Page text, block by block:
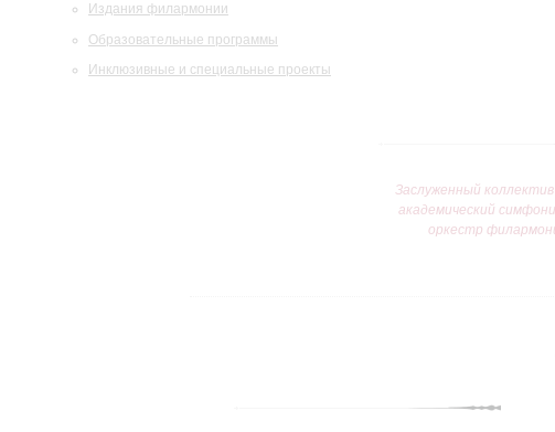
Издания филармонии
Образовательные программы
Инклюзивные и специальные проекты
Заслуженный коллектив
академический
оркестр